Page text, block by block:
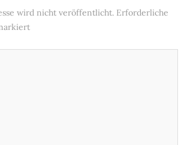
wird nicht veröffentlicht. Erforderliche